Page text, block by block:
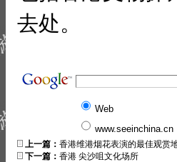
去处。
Web
www.seeinchina.cn
上一篇： 香港维港烟花表演的最佳观赏
下一篇： 香港 尖沙咀文化场所